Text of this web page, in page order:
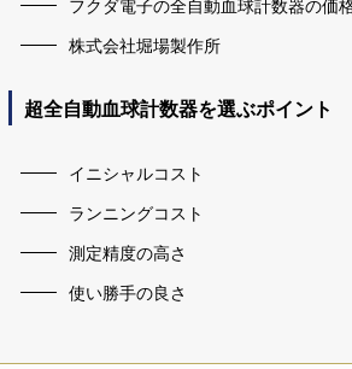
フクダ電子の全自動血球計数器の価
株式会社堀場製作所
超全自動血球計数器を選ぶポイント
イニシャルコスト
ランニングコスト
測定精度の高さ
使い勝手の良さ